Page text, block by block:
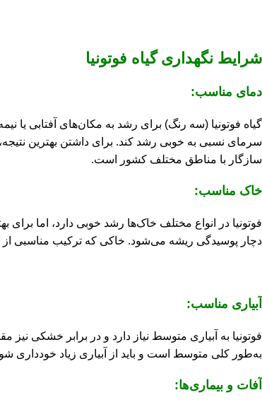
شرایط نگهداری گیاه فوتونیا
دمای مناسب:
سرمای نسبی به خوبی رشد کند. برای داشتن بهترین
سازگار با مناطق مختلف کشور است.
خاک مناسب:
فوتونیا در انواع مختلف خاک‌ها رشد خوبی دارد، اما
دچار پوسیدگی ریشه می‌شود. خاکی که ترکیب مناسبی از
آبیاری مناسب:
فوتونیا به آبیاری متوسط نیاز دارد و در برابر خشکی
به‌طور کلی متوسط است و باید از آبیاری زیاد خودداری
آفات و بیماری‌ها: